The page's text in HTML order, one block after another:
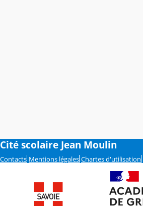
Cité scolaire Jean Moulin
Contacts Mentions légales Chartes d'utilisation